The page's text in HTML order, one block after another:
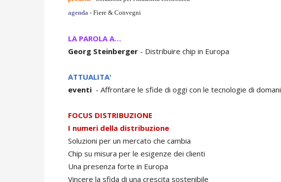
agenda - Fiere & Convegni
LA PAROLA A…
Georg Steinberger - Distribuire chip in Europa
ATTUALITA'
eventi - Affrontare le sfide di oggi con le tecnologie di domani
FOCUS DISTRIBUZIONE
I numeri della distribuzione
Soluzioni per un mercato che cambia
Chip su misura per le esigenze dei clienti
Una presenza forte in Europa
Vincere la sfida di una crescita sostenibile